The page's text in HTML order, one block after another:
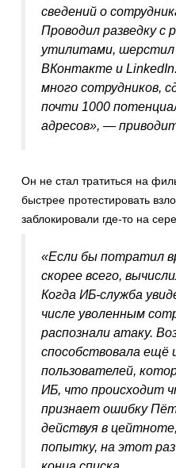
сведений о
Проводил разведку с
утилитами, шерстил
ВКонтакте и
много сотрудников,
почти 1000
адресов», —
Он не стал тратиться на
быстрее протестировать
заблокировали где-то на
«Если бы потратил
скорее всего,
Когда ИБ-служба
числе уволенным
распознали атаку.
способствовала ещё
пользователей,
ИБ, что происходит
признает ошибку
действуя в
попытку, на этот раз